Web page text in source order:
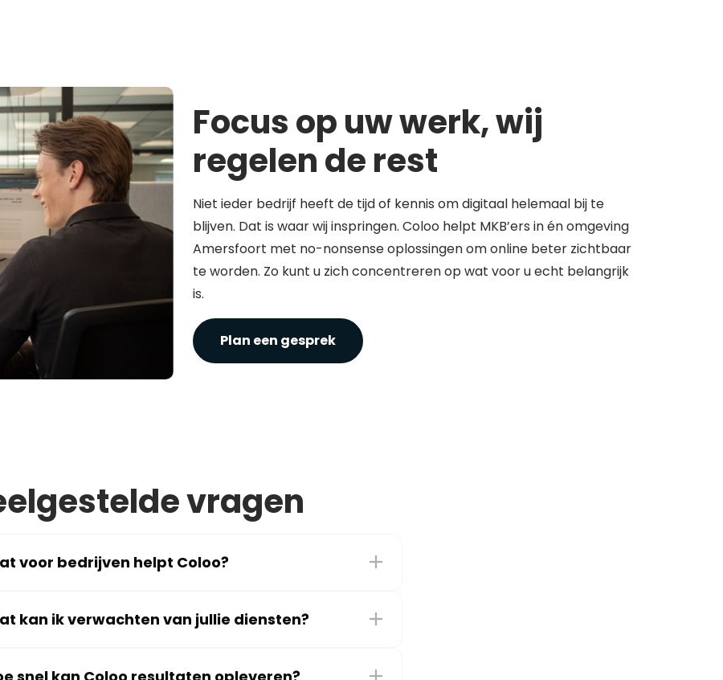
Focus op uw werk, wij
regelen de rest
Niet ieder bedrijf heeft de tijd of kennis om digitaal helemaal bij te
blijven. Dat is waar wij inspringen. Coloo helpt MKB’ers in én omgeving
Amersfoort met no-nonsense oplossingen om online beter zichtbaar
te worden. Zo kunt u zich concentreren op wat voor u echt belangrijk
is.
Plan een gesprek
vragen
voor bedrijven helpt Coloo?
kan ik verwachten van jullie diensten?